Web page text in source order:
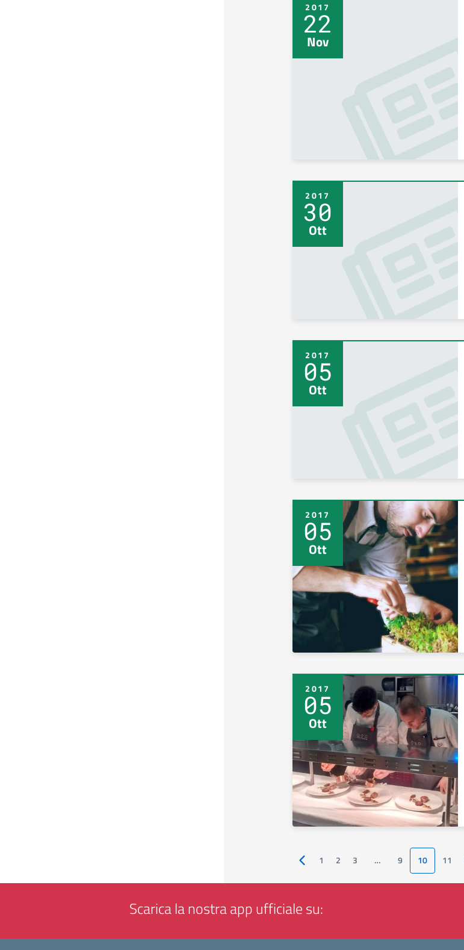
2017
22
Nov
2017
30
Ott
2017
05
Ott
2017
05
Ott
2017
05
Ott
Pagina precedente
1 2 3 … 9 10 11
Scarica la nostra app ufficiale su: